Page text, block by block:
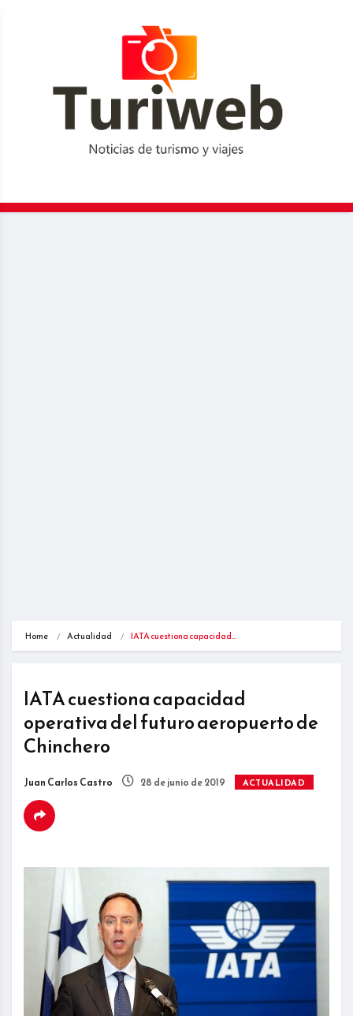
Home Actualidad IATA cuestiona capacidad…
IATA cuestiona capacidad
operativa del futuro aeropuerto de
Chinchero
Juan Carlos Castro 28 de junio de 2019 ACTUALIDAD